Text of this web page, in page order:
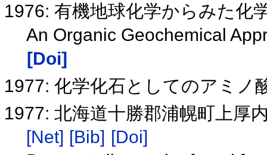
1976: 有機地球化学からみた化
An Organic Geochemical
[Doi]
1977: 化学化石としてのアミノ
1977: 北海道十勝郡浦幌町上厚
[Net] [Bib] [Doi]